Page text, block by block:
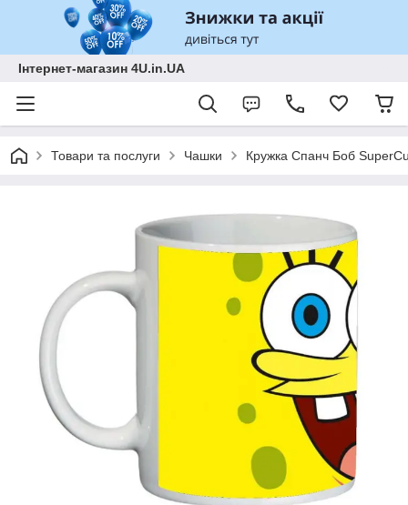
Інтернет-магазин 4U.in.UA
Товари та послуги Чашки Кружка Спанч Боб